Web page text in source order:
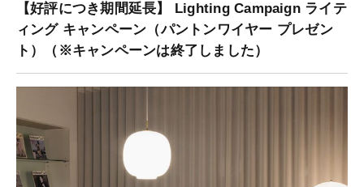
【好評につき期間延長】 Lighting Campaign ライテ
ィング キャンペーン（パントンワイヤー プレゼン
ト）（※キャンペーンは終了しました）